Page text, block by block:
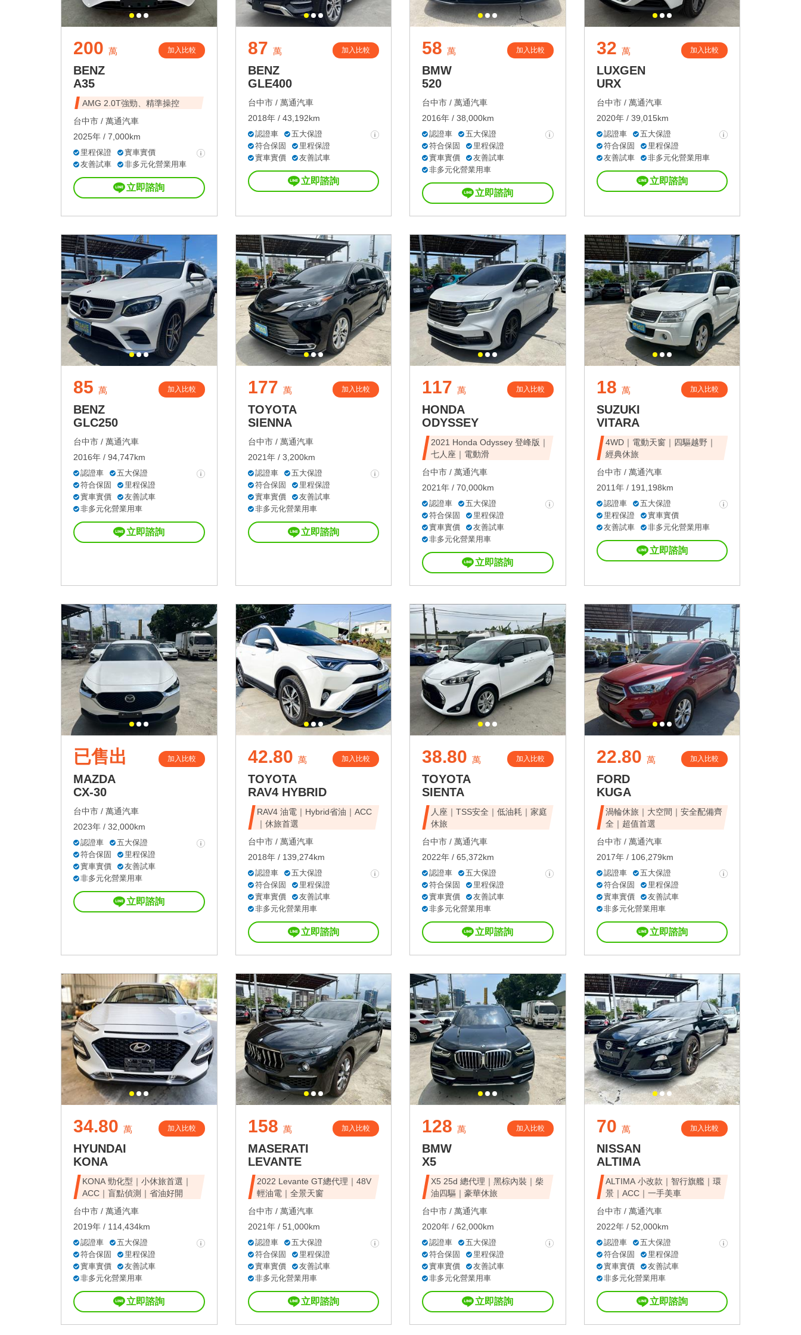
200 萬 加入比較
BENZ
A35
AMG 2.0T強勁、精準操控
台中市 / 萬通汽車
2025年 / 7,000km
里程保證
實車實價
友善試車
非多元化營業用車
立即諮詢
87 萬 加入比較
BENZ
GLE400
台中市 / 萬通汽車
2018年 / 43,192km
認證車
五大保證
符合保固
里程保證
實車實價
友善試車
立即諮詢
58 萬 加入比較
BMW
520
台中市 / 萬通汽車
2016年 / 38,000km
認證車
五大保證
符合保固
里程保證
實車實價
友善試車
非多元化營業用車
立即諮詢
32 萬 加入比較
LUXGEN
URX
台中市 / 萬通汽車
2020年 / 39,015km
認證車
五大保證
符合保固
里程保證
友善試車
非多元化營業用車
立即諮詢
85 萬 加入比較
BENZ
GLC250
台中市 / 萬通汽車
2016年 / 94,747km
認證車
五大保證
符合保固
里程保證
實車實價
友善試車
非多元化營業用車
立即諮詢
177 萬 加入比較
TOYOTA
SIENNA
台中市 / 萬通汽車
2021年 / 3,200km
認證車
五大保證
符合保固
里程保證
實車實價
友善試車
非多元化營業用車
立即諮詢
117 萬 加入比較
HONDA
ODYSSEY
2021 Honda Odyssey 登峰版｜
七人座｜電動滑
台中市 / 萬通汽車
2021年 / 70,000km
認證車
五大保證
符合保固
里程保證
實車實價
友善試車
非多元化營業用車
立即諮詢
18 萬 加入比較
SUZUKI
VITARA
4WD｜電動天窗｜四驅越野｜
經典休旅
台中市 / 萬通汽車
2011年 / 191,198km
認證車
五大保證
里程保證
實車實價
友善試車
非多元化營業用車
立即諮詢
已售出 加入比較
MAZDA
CX-30
台中市 / 萬通汽車
2023年 / 32,000km
認證車
五大保證
符合保固
里程保證
實車實價
友善試車
非多元化營業用車
立即諮詢
42.80 萬 加入比較
TOYOTA
RAV4 HYBRID
RAV4 油電｜Hybrid省油｜ACC
｜休旅首選
台中市 / 萬通汽車
2018年 / 139,274km
認證車
五大保證
符合保固
里程保證
實車實價
友善試車
非多元化營業用車
立即諮詢
38.80 萬 加入比較
TOYOTA
SIENTA
人座｜TSS安全｜低油耗｜家庭
休旅
台中市 / 萬通汽車
2022年 / 65,372km
認證車
五大保證
符合保固
里程保證
實車實價
友善試車
非多元化營業用車
立即諮詢
22.80 萬 加入比較
FORD
KUGA
渦輪休旅｜大空間｜安全配備齊
全｜超值首選
台中市 / 萬通汽車
2017年 / 106,279km
認證車
五大保證
符合保固
里程保證
實車實價
友善試車
非多元化營業用車
立即諮詢
34.80 萬 加入比較
HYUNDAI
KONA
KONA 勁化型｜小休旅首選｜
ACC｜盲點偵測｜省油好開
台中市 / 萬通汽車
2019年 / 114,434km
認證車
五大保證
符合保固
里程保證
實車實價
友善試車
非多元化營業用車
立即諮詢
158 萬 加入比較
MASERATI
LEVANTE
2022 Levante GT總代理｜48V
輕油電｜全景天窗
台中市 / 萬通汽車
2021年 / 51,000km
認證車
五大保證
符合保固
里程保證
實車實價
友善試車
非多元化營業用車
立即諮詢
128 萬 加入比較
BMW
X5
X5 25d 總代理｜黑棕內裝｜柴
油四驅｜豪華休旅
台中市 / 萬通汽車
2020年 / 62,000km
認證車
五大保證
符合保固
里程保證
實車實價
友善試車
非多元化營業用車
立即諮詢
70 萬 加入比較
NISSAN
ALTIMA
ALTIMA 小改款｜智行旗艦｜環
景｜ACC｜一手美車
台中市 / 萬通汽車
2022年 / 52,000km
認證車
五大保證
符合保固
里程保證
實車實價
友善試車
非多元化營業用車
立即諮詢